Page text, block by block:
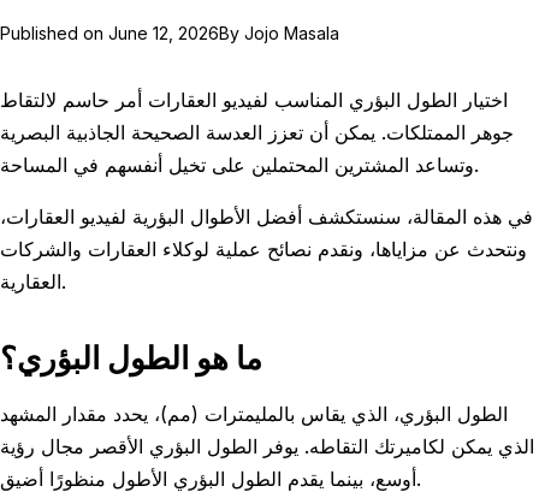
Published on June 12, 2026By Jojo Masala
اختيار الطول البؤري المناسب لفيديو العقارات أمر حاسم لالتقاط
جوهر الممتلكات. يمكن أن تعزز العدسة الصحيحة الجاذبية البصرية
وتساعد المشترين المحتملين على تخيل أنفسهم في المساحة.
في هذه المقالة، سنستكشف أفضل الأطوال البؤرية لفيديو العقارات،
ونتحدث عن مزاياها، ونقدم نصائح عملية لوكلاء العقارات والشركات
العقارية.
ما هو الطول البؤري؟
الطول البؤري، الذي يقاس بالمليمترات (مم)، يحدد مقدار المشهد
الذي يمكن لكاميرتك التقاطه. يوفر الطول البؤري الأقصر مجال رؤية
أوسع، بينما يقدم الطول البؤري الأطول منظورًا أضيق.